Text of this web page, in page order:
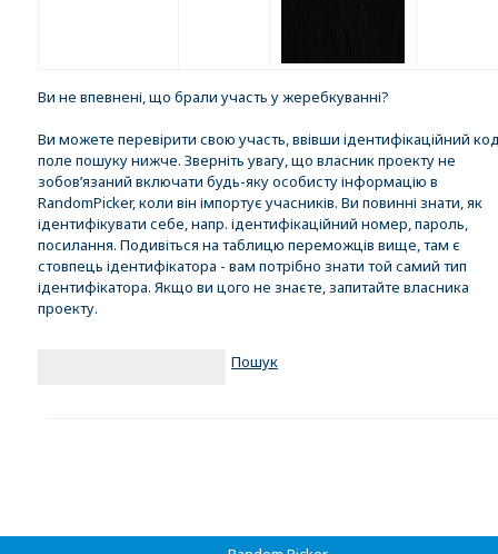
Ви не впевнені, що брали участь у жеребкуванні?
Ви можете перевірити свою участь, ввівши ідентифікаційний
поле пошуку нижче. Зверніть увагу, що власник проекту не
зобов’язаний включати будь-яку особисту інформацію в
RandomPicker, коли він імпортує учасників. Ви повинні знати, як
ідентифікувати себе, напр. ідентифікаційний номер, пароль,
посилання. Подивіться на таблицю переможців вище, там є
стовпець ідентифікатора - вам потрібно знати той самий тип
ідентифікатора. Якщо ви цого не знаєте, запитайте власника
проекту.
Пошук